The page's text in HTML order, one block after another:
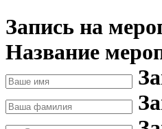
Запись на
Название